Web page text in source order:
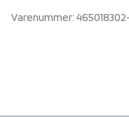
84% Recycled
chinguard
Varenummer: